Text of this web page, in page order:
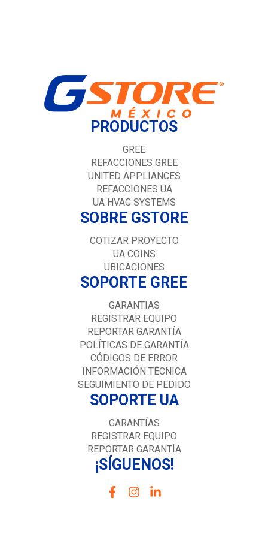
PRODUCTOS
GREE
REFACCIONES GREE
UNITED APPLIANCES
REFACCIONES UA
UA HVAC SYSTEMS
SOBRE GSTORE
COTIZAR PROYECTO
UA COINS
UBICACIONES
SOPORTE GREE
GARANTIAS
REGISTRAR EQUIPO
REPORTAR GARANTÍA
POLÍTICAS DE GARANTÍA
CÓDIGOS DE ERROR
INFORMACIÓN TÉCNICA
SEGUIMIENTO DE PEDIDO
SOPORTE UA
GARANTÍAS
REGISTRAR EQUIPO
REPORTAR GARANTÍA
¡SÍGUENOS!